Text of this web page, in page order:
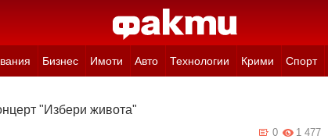
Бизнес Имоти Авто Технологии Крими Спорт
"Избери живота"
1 477
0